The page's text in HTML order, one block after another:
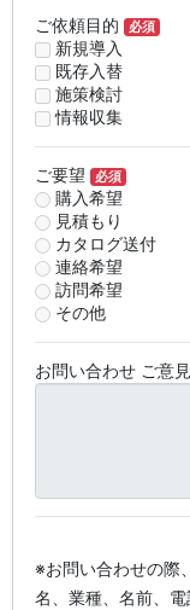
ご依頼目的 必須
新規導入
既存入替
施策検討
情報収集
ご要望 必須
購入希望
見積もり
カタログ送付
連絡希望
訪問希望
その他
お問い合わせ ご意
※お問い合わせの際
名、業種、名前、